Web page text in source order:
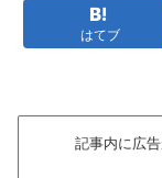
はてブ
記事内に広